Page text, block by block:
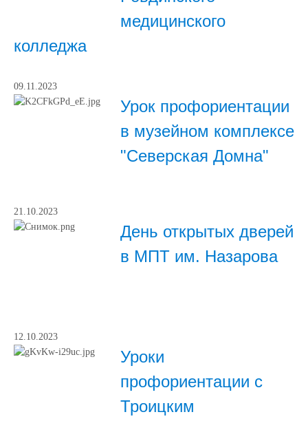
медицинского
колледжа
09.11.2023
Урок профориентации
в музейном комплексе
"Северская Домна"
21.10.2023
День открытых дверей
в МПТ им. Назарова
12.10.2023
Уроки
профориентации с
Троицким